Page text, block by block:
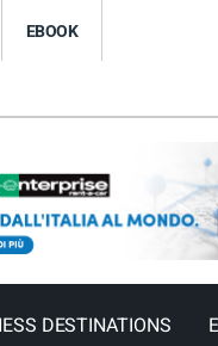
EBOOK
DESTINATIONS